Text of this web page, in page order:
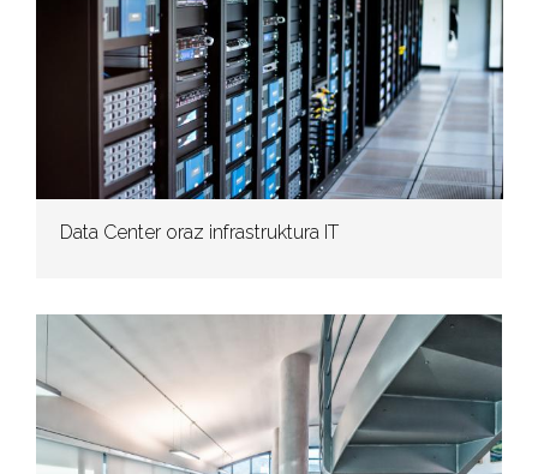
Data Center oraz infrastruktura IT